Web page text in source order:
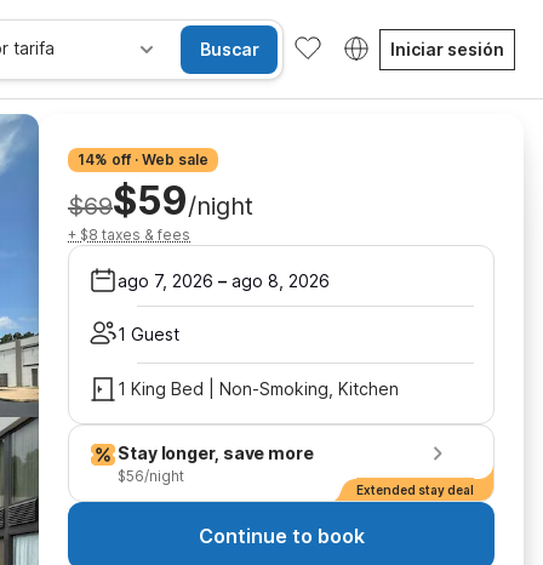
tarifa Buscar Iniciar sesión
14% off · Web sale
$69$59/night
+ $8 taxes & fees
ago 7, 2026 – ago 8, 2026
1 Guest
1 King Bed | Non-Smoking, Kitchen
Stay longer, save more
$56/night
Extended stay deal
Continue to book